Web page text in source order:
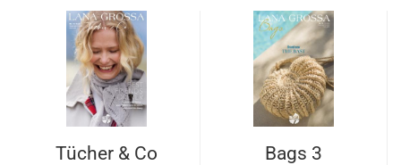
Tücher & Co
Bags 3